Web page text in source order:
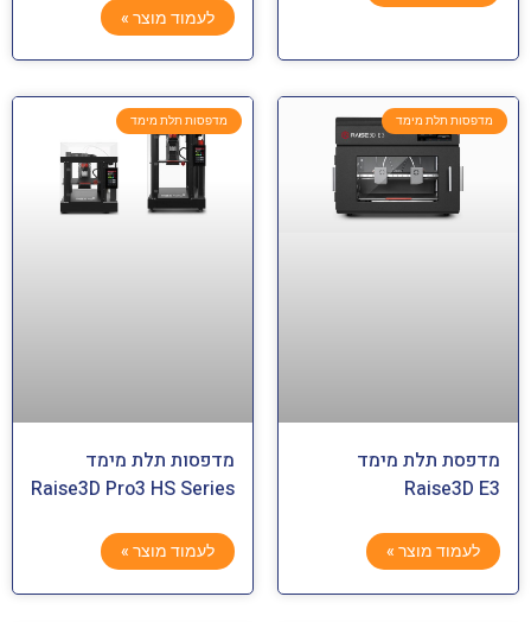
לעמוד מוצר »
מדפסות תלת מימד
מדפסת תלת מימד
Raise3D E3
לעמוד מוצר »
מדפסות תלת מימד
מדפסות תלת מימד
Raise3D Pro3 HS Series
לעמוד מוצר »